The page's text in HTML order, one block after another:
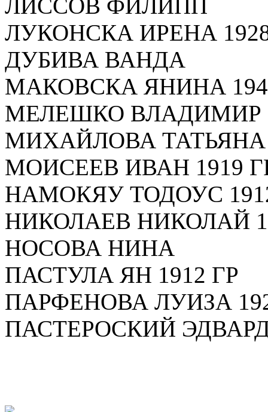
ЛИССОВ ФИЛИПП
ЛУКОНСКА ИРЕНА
ДУБИВА ВАНДА
МАКОВСКА ЯНИНА
МЕЛЕШКО ВЛАДИМИР
МИХАЙЛОВА ТАТЬЯНА
МОИСЕЕВ ИВАН 1919
НАМОКЯУ ТОДОУС
НИКОЛАЕВ НИКОЛАЙ
НОСОВА НИНА
ПАСТУЛА ЯН 1912 ГР
ПАРФЕНОВА ЛУИЗА
ПАСТЕРОСКИЙ